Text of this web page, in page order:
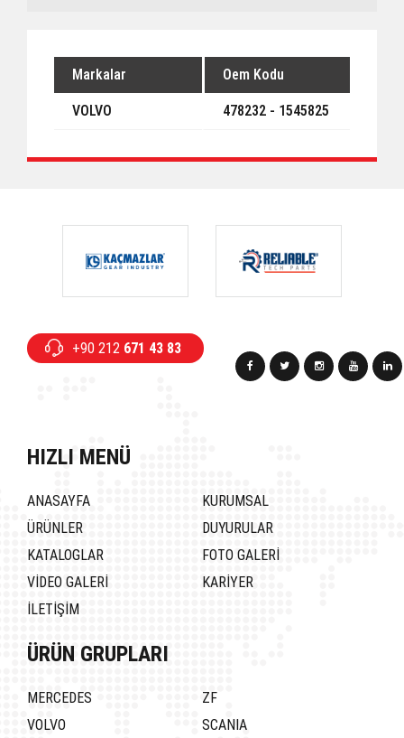
Markalar Oem Kodu
VOLVO 478232 - 1545825
+90 212 671 43 83
HIZLI MENÜ
ANASAYFA
KURUMSAL
ÜRÜNLER
DUYURULAR
KATALOGLAR
FOTO GALERİ
VİDEO GALERİ
KARİYER
İLETİŞİM
ÜRÜN GRUPLARI
MERCEDES
ZF
VOLVO
SCANIA